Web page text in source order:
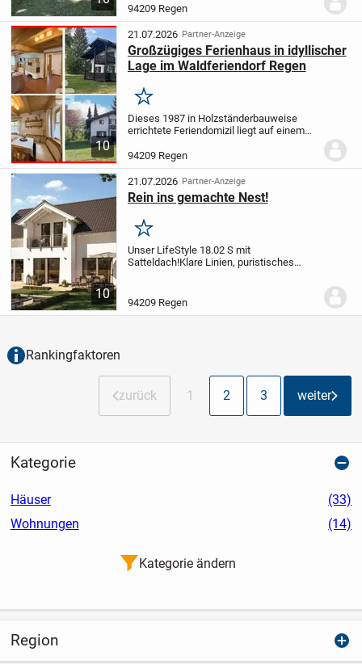
2-schalig mit Luftschicht gemauert,
erstellt und von außen mit Granitsteinen
verkleidet...
94209 Regen
10
21.07.2026 Partner-Anzeige
Großzügiges Ferienhaus in idyllischer
Lage im Waldferiendorf Regen
Merken
Dieses 1987 in Holzständerbauweise
errichtete Feriendomizil liegt auf einem
Waldferiendorf Regen. Nach einer
umfassenden Renovierung im Jahr 2025
präsentiert sich das...
94209 Regen
10
21.07.2026 Partner-Anzeige
Rein ins gemachte Nest!
Merken
Unser LifeStyle 18.02 S mit
Satteldach!Klare Linien, puristisches
Einfamilienhaus, das sich durch moderne
Architektur...
94209 Regen
Rankingfaktoren
zurück 1 2 3 weiter
Kategorie
Häuser
(33)
Wohnungen
(14)
Kategorie ändern
Region